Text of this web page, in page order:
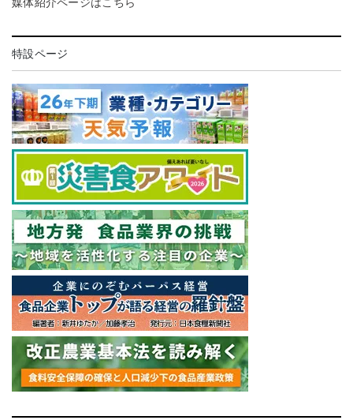
媒体紹介ページはこちら
特設ページ